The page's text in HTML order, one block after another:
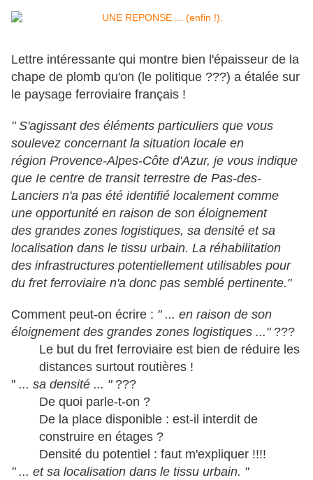
Lettre intéressante qui montre bien l'épaisseur de la
chape de plomb qu'on (le politique ???) a étalée sur
le paysage ferroviaire français !
" S'agissant des éléments particuliers que vous
soulevez concernant la situation locale en
région Provence-Alpes-Côte d'Azur, je vous indique
que Ie centre de transit terrestre de Pas-des-
Lanciers n'a pas été identifié localement comme
une opportunité en raison de son éloignement
des grandes zones logistiques, sa densité et sa
localisation dans le tissu urbain. La réhabilitation
des infrastructures potentiellement utilisables pour
du fret ferroviaire n'a donc pas semblé pertinente."
Comment peut-on écrire : " ... en raison de son
éloignement des grandes zones logistiques ..."???
Le but du fret ferroviaire est bien de réduire les
distances surtout routières !
" ... sa densité ... "???
De quoi parle-t-on ?
De la place disponible : est-il interdit de
construire en étages ?
Densité du potentiel : faut m'expliquer !!!!
" ... et sa localisation dans le tissu urbain. "